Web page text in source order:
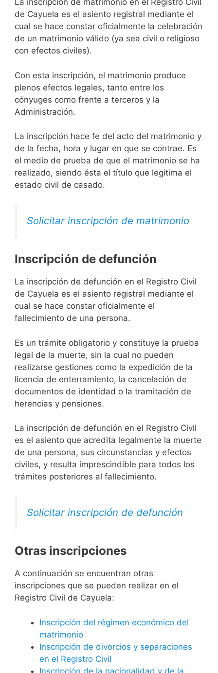
La inscripción de matrimonio en el Registro Civil
de Cayuela es el asiento registral mediante el
cual se hace constar oficialmente la celebración
de un matrimonio válido (ya sea civil o religioso
con efectos civiles).
Con esta inscripción, el matrimonio produce
plenos efectos legales, tanto entre los
cónyuges como frente a terceros y la
Administración.
La inscripción hace fe del acto del matrimonio y
de la fecha, hora y lugar en que se contrae. Es
el medio de prueba de que el matrimonio se ha
realizado, siendo ésta el título que legitima el
estado civil de casado.
Solicitar inscripción de matrimonio
Inscripción de defunción
La inscripción de defunción en el Registro Civil
de Cayuela es el asiento registral mediante el
cual se hace constar oficialmente el
fallecimiento de una persona.
Es un trámite obligatorio y constituye la prueba
legal de la muerte, sin la cual no pueden
realizarse gestiones como la expedición de la
licencia de enterramiento, la cancelación de
documentos de identidad o la tramitación de
herencias y pensiones.
La inscripción de defunción en el Registro Civil
es el asiento que acredita legalmente la muerte
de una persona, sus circunstancias y efectos
civiles, y resulta imprescindible para todos los
trámites posteriores al fallecimiento.
Solicitar inscripción de defunción
Otras inscripciones
A continuación se encuentran otras
inscripciones que se pueden realizar en el
Registro Civil de Cayuela:
Inscripción del régimen económico del
matrimonio
Inscripción de divorcios y separaciones
en el Registro Civil
Inscripción de la nacionalidad y de la